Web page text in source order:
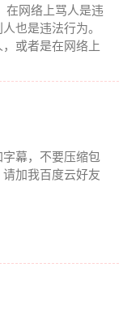
在网络上骂人是违
也是违法行为。
或者是在网络上
幕，不要压缩包
加我百度云好友